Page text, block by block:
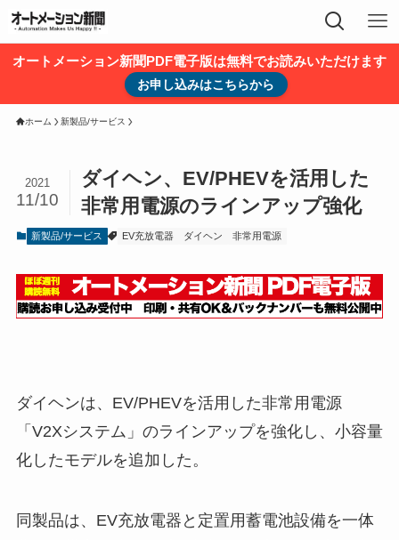
オートメーション新聞PDF電子版は無料でお読みいただけます
お申し込みはこちらから
ホーム 新製品/サービス
ダイヘン、EV/PHEVを活用した
非常用電源のラインアップ強化
2021
11/10
新製品/サービス EV充放電器 ダイヘン 非常用電源
ダイヘンは、EV/PHEVを活用した非常用電源
「V2Xシステム」のラインアップを強化し、小容量
化したモデルを追加した。
同製品は、EV充放電器と定置用蓄電池設備を一体